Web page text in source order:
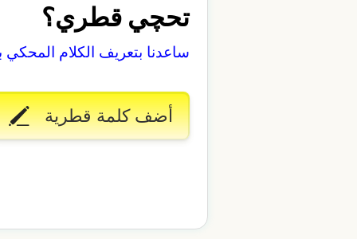
تحچي قطري؟
ساعدنا بتعريف الكلام المحكي
أضف كلمة قطرية